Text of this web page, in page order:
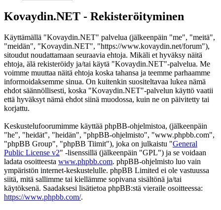
Kovaydin.NET - Rekisteröityminen
Käyttämällä "Kovaydin.NET" palvelua (jälkeenpäin "me", "meitä",
"meidän", "Kovaydin.NET", "https://www.kovaydin.net/forum"),
sitoudut noudattamaan seuraavia ehtoja. Mikäli et hyväksy näitä
ehtoja, älä rekisteröidy ja/tai käytä "Kovaydin.NET"-palvelua. Me
voimme muuttaa näitä ehtoja koska tahansa ja teemme parhaamme
informoidaksemme sinua. On kuitenkin suositeltavaa lukea nämä
ehdot säännöllisesti, koska "Kovaydin.NET"-palvelun käyttö vaatii
että hyväksyt nämä ehdot siinä muodossa, kuin ne on päivitetty tai
korjattu.
Keskustelufoorumimme käyttää phpBB-ohjelmistoa, (jälkeenpäin
"he", "heidät", "heidän", "phpBB-ohjelmisto", "www.phpbb.com",
"phpBB Group", "phpBB Tiimit"), joka on julkaistu "General
Public License v2" -lisenssillä (jälkeenpäin "GPL") ja se voidaan
ladata osoitteesta www.phpbb.com. phpBB-ohjelmisto luo vain
ympäristön internet-keskustelulle. phpBB Limited ei ole vastuussa
siitä, mitä sallimme tai kiellämme sopivana sisältönä ja/tai
käytöksenä. Saadaksesi lisätietoa phpBB:stä vieraile osoitteessa:
https://www.phpbb.com/.